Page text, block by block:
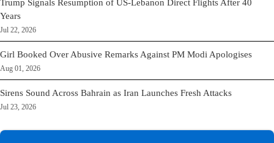
Trump Signals Resumption of US-Lebanon Direct Flights After 40
Years
Jul 22, 2026
Girl Booked Over Abusive Remarks Against PM Modi Apologises
Aug 01, 2026
Sirens Sound Across Bahrain as Iran Launches Fresh Attacks
Jul 23, 2026